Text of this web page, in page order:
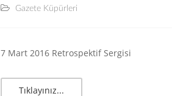
Gazete Küpürleri
7 Mart 2016 Retrospektif Sergisi
Tıklayınız...